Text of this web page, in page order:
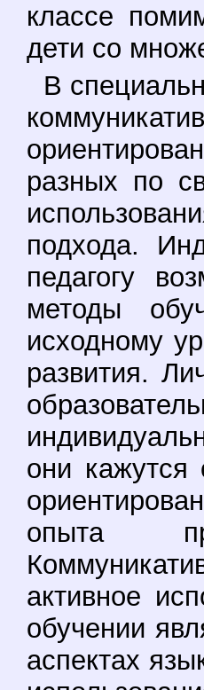
классе
дети со
В
разных по
подхода.
педагогу
методы
исходному
развития.
они кажутся
опыта
активное
обучении
аспектах